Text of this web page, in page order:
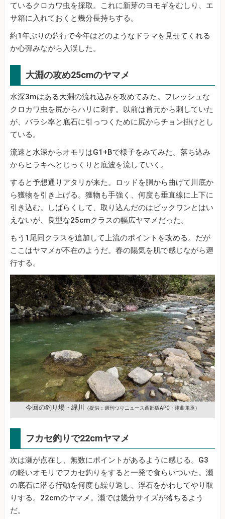
ているクロカワ虫を採取。これに新芽のヨモギをむしり、エ
サ箱に入れておくと幾分長持ちする。
約1年ぶりの釣行で今年はどのようなドラマを見せてくれる
か心弾みながら入渓した。
大淵の攻め25cmのヤマメ
水深3mはある大淵の流れ込みを攻めてみた。フレッシュな
クロカワ虫を尻からハリに刺す。以前は首元から刺していた
が、バラシ率と底石に引っつくために尻からチョン掛けとし
ている。
流速と水深からオモリはG1+Bで様子をみてみた。落ち込み
からヒラキへとじっくりと底波を流していく。
すると予想通りアタリが来た。ロッドを胴から曲げて川底か
ら獲物を引き上げる。獲物も手強く、何度も垂直線に上下に
引き込む。しばらくして、取り込んだのはビックワンとはい
えないが、良型な25cmクラスの幅広ヤマメだった。
もう1尾同クラスを追加して上流のポイントを攻める。だが
ここはヤマメが不在のようだ。春の陽気を肌で感じながら遡
行する。
今回の釣り場・緑川 （提供：週刊つりニュース西部版APC・津曲隼丞）
フカセ釣りで22cmヤマメ
次は瀬が点在し、無数にポイントがあるように感じる。G3
の軽いオモリでフカセ釣りをすると一発で食らいついた。瀬
の底石に潜る行動を何度も繰り返し、浮石をかわしてやり取
りする。22cmのヤマメ。瀬では幾分サイズが落ちるよう
だ。